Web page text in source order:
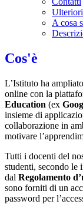
A cosa
Cos'è
L’Istituto ha
online con la
Education (ex
insieme di
collaborazione in
motivare
Tutti i docenti del
studenti, secondo le
dal Regolamento
sono forniti di un
password per